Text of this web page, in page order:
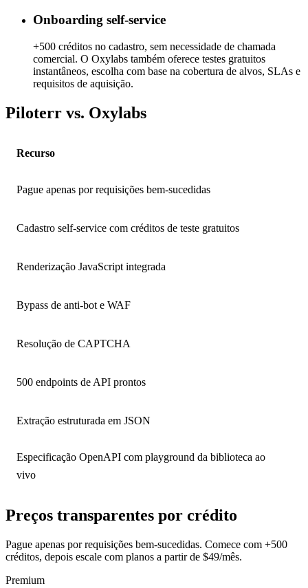
Onboarding self-service
+500 créditos no cadastro, sem necessidade de chamada
comercial. O Oxylabs também oferece testes gratuitos
instantâneos, escolha com base na cobertura de alvos, SLAs e
requisitos de aquisição.
Piloterr vs. Oxylabs
Recurso
Pague apenas por requisições bem-sucedidas
Cadastro self-service com créditos de teste gratuitos
Renderização JavaScript integrada
Bypass de anti-bot e WAF
Resolução de CAPTCHA
500 endpoints de API prontos
Extração estruturada em JSON
Especificação OpenAPI com playground da biblioteca ao
vivo
Preços transparentes por crédito
Pague apenas por requisições bem-sucedidas. Comece com +500
créditos, depois escale com planos a partir de $49/mês.
Premium